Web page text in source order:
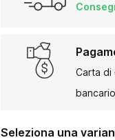
Carta di
bancario
Seleziona una